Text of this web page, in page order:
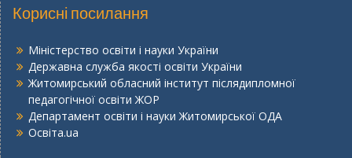
Корисні посилання
Міністерство освіти і науки України
Державна служба якості освіти України
Житомирський обласний інститут післядипломної
педагогічної освіти ЖОР
Департамент освіти і науки Житомирської ОДА
Освіта.ua